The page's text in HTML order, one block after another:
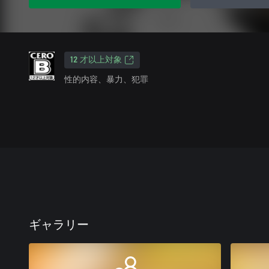
12 才以上対象
性的内容、暴力、犯罪
ギャラリー